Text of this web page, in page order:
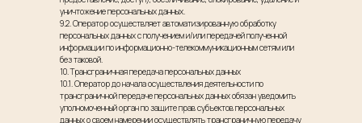
уничтожение персональных данных.
9.2. Оператор осуществляет автоматизированную обработку
персональных данных с получением и/или передачей полученной
информации по информационно-телекоммуникационным сетям или
без таковой.
10. Трансграничная передача персональных данных
10.1. Оператор до начала осуществления деятельности по
трансграничной передаче персональных данных обязан уведомить
уполномоченный орган по защите прав субъектов персональных
данных о своем намерении осуществлять трансграничную передачу